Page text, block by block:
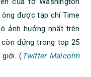
ông được tạp chí Time
ảnh hưởng nhất trên
còn đứng trong top 25
(Twitter Malcolm